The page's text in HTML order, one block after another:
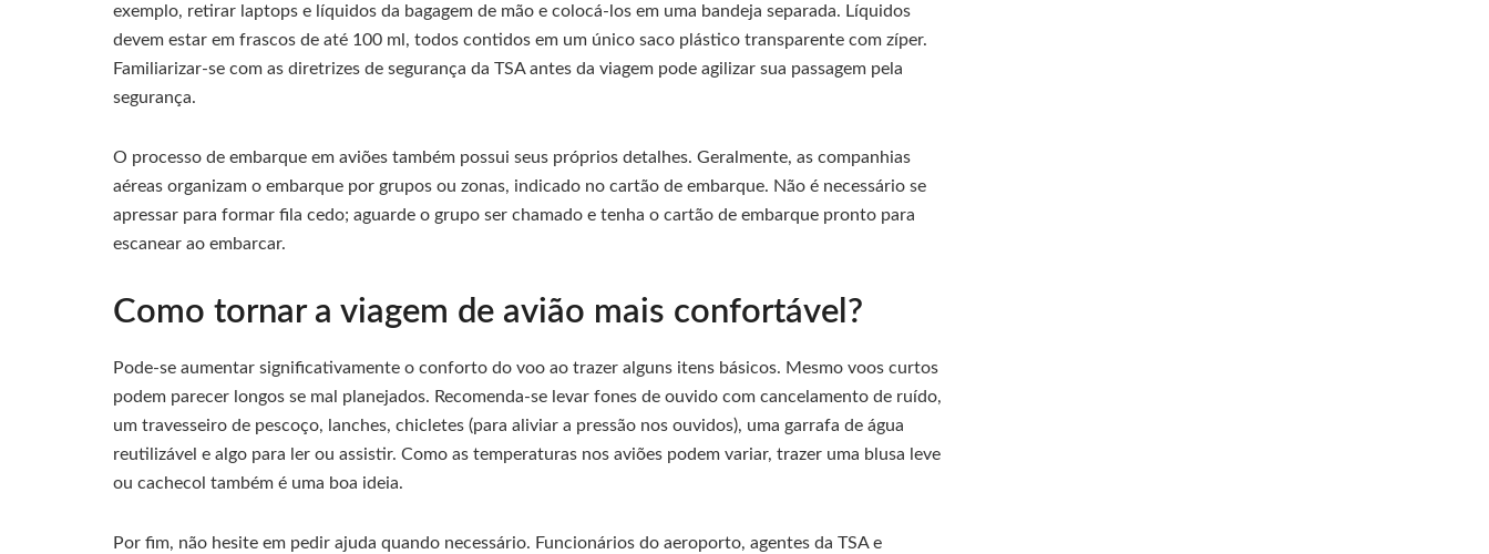
exemplo, retirar laptops e líquidos da bagagem de mão e colocá-los em uma bandeja separada. Líquidos
devem estar em frascos de até 100 ml, todos contidos em um único saco plástico transparente com zíper.
Familiarizar-se com as diretrizes de segurança da TSA antes da viagem pode agilizar sua passagem pela
segurança.
O processo de embarque em aviões também possui seus próprios detalhes. Geralmente, as companhias
aéreas organizam o embarque por grupos ou zonas, indicado no cartão de embarque. Não é necessário se
apressar para formar fila cedo; aguarde o grupo ser chamado e tenha o cartão de embarque pronto para
escanear ao embarcar.
Como tornar a viagem de avião mais confortável?
Pode-se aumentar significativamente o conforto do voo ao trazer alguns itens básicos. Mesmo voos curtos
podem parecer longos se mal planejados. Recomenda-se levar fones de ouvido com cancelamento de ruído,
um travesseiro de pescoço, lanches, chicletes (para aliviar a pressão nos ouvidos), uma garrafa de água
reutilizável e algo para ler ou assistir. Como as temperaturas nos aviões podem variar, trazer uma blusa leve
ou cachecol também é uma boa ideia.
Por fim, não hesite em pedir ajuda quando necessário. Funcionários do aeroporto, agentes da TSA e